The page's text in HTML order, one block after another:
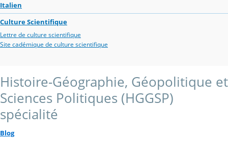
Italien
Culture Scientifique
Lettre de culture scientifique
Site cadémique de culture scientifique
Histoire-Géographie, Géopolitique et
Sciences Politiques (HGGSP)
spécialité
Blog